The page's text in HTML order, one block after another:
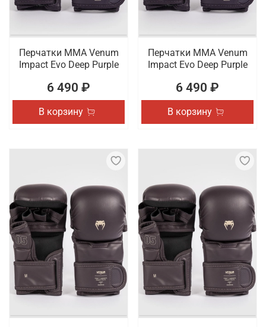
Перчатки ММА Venum
Impact Evo Deep Purple
6 490 ₽
В корзину
Перчатки ММА Venum
Impact Evo Deep Purple
6 490 ₽
В корзину